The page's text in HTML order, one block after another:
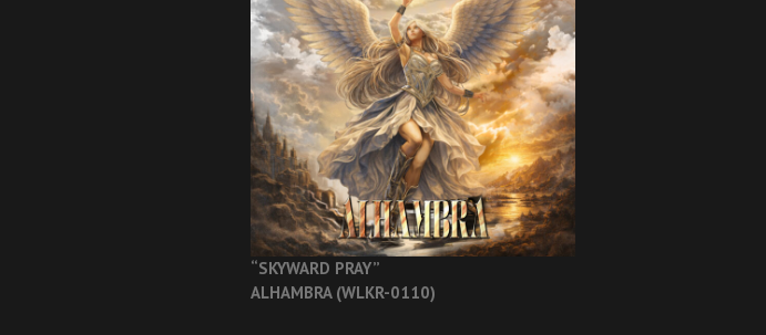
“SKYWARD PRAY”
ALHAMBRA (WLKR-0110)